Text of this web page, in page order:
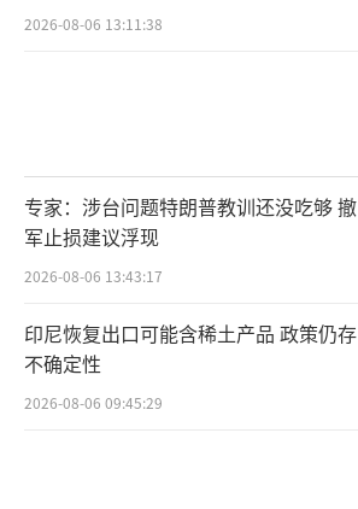
2026-08-06 13:11:38
专家：涉台问题特朗普教训还没吃够 撤
军止损建议浮现
2026-08-06 13:43:17
印尼恢复出口可能含稀土产品 政策仍存
不确定性
2026-08-06 09:45:29